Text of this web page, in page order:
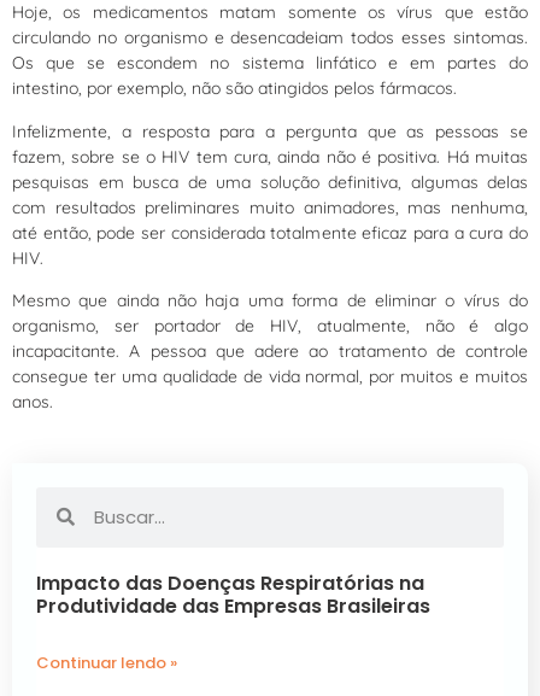
Hoje, os medicamentos matam somente os vírus que estão
circulando no organismo e desencadeiam todos esses sintomas.
Os que se escondem no sistema linfático e em partes do
intestino, por exemplo, não são atingidos pelos fármacos.
Infelizmente, a resposta para a pergunta que as pessoas se
fazem, sobre se o HIV tem cura, ainda não é positiva. Há muitas
pesquisas em busca de uma solução definitiva, algumas delas
com resultados preliminares muito animadores, mas nenhuma,
até então, pode ser considerada totalmente eficaz para a cura do
HIV.
Mesmo que ainda não haja uma forma de eliminar o vírus do
organismo, ser portador de HIV, atualmente, não é algo
incapacitante. A pessoa que adere ao tratamento de controle
consegue ter uma qualidade de vida normal, por muitos e muitos
anos.
Impacto das Doenças Respiratórias na
Produtividade das Empresas Brasileiras
Continuar lendo »